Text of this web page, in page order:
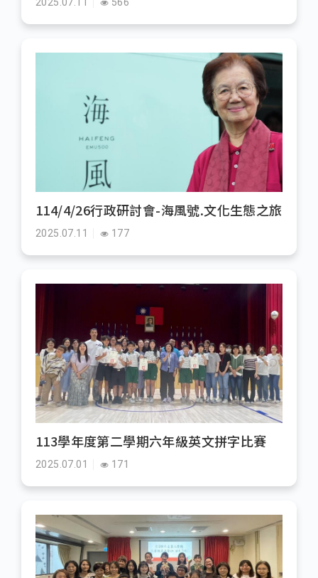
2025.07.11 566
114/4/26行政研討會-海風號.文化生態之旅
2025.07.11 177
113學年度第二學期六年級英文拼字比賽
2025.07.01 171